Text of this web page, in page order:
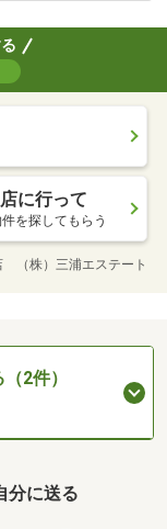
に行って
を探してもらう
（株）三浦エステート
2件）
分に送る